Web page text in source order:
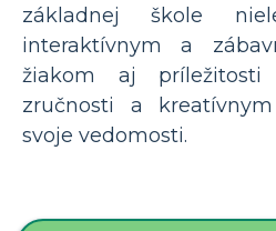
základnej škole
interaktívnym a
žiakom aj
zručnosti a
svoje vedomosti.